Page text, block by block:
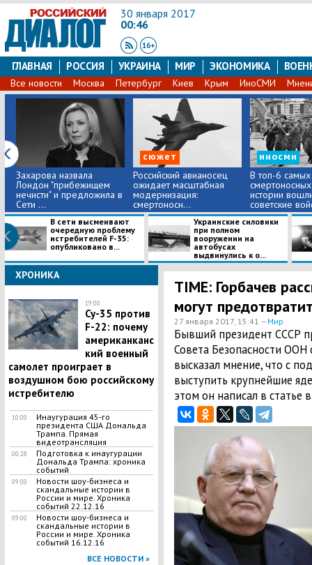
30 января 2017
00:46
ГЛАВНАЯ РОССИЯ УКРАИНА МИР ЭКОНОМИКА
Все новости Москва Петербург Киев Крым ИноСМИ
Захарова назвала
Лондон "прибежищем
нечисти" и предложила в
Сети ...
сюжет
​Российский авианосец
ожидает масштабная
модернизация:
смертоносн...
иносми
В топ-6 самых
истории
советские
В сети высмеивают
очередную проблему
истребителей F-35:
опубликовано в...
Украинские силовики
при полном
вооружении на
автобусах
выдвинулись к о...
ХРОНИКА
19:00
Су-35 против
F-22: почему
американканс
кий военный
самолет проиграет в
воздушном бою российскому
истребителю
10:00
Инаугурация 45-го
президента США Дональда
Трампа. Прямая
видеотрансляция
00:28
Подготовка к инаугурации
Дональда Трампа: хроника
событий
09:00
Новости шоу-бизнеса и
скандальные истории в
России и мире. Хроника
событий 22.12.16
09:00
Новости шоу-бизнеса и
скандальные истории в
России и мире. Хроника
событий 16.12.16
ВСЕ НОВОСТИ »
TIME: Горбачев
могут
27 января 2017, 15:41 —Мир
Бывший президент СССР
Совета Безопасности
высказал мнение, что с
выступить крупнейшие
этом он написал в статье